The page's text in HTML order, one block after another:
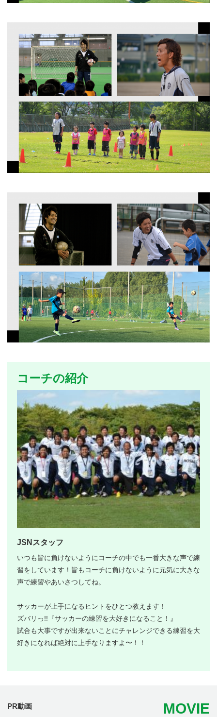
コーチの紹介
JSNスタッフ
いつも皆に負けないようにコーチの中でも一番大きな声で練
習をしています！皆もコーチに負けないように元気に大きな
声で練習やあいさつしてね。
サッカーが上手になるヒントをひとつ教えます！
ズバリっ!!『サッカーの練習を大好きになること！』
試合も大事ですが出来ないことにチャレンジできる練習を大
好きになれば絶対に上手なりますよ〜！！
PR動画 MOVIE